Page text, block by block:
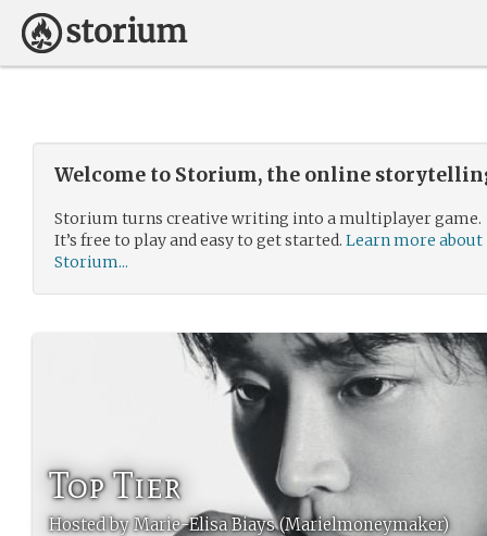
Welcome to Storium, the online
Storium turns creative writing into a multiplayer game.
It’s free to play and easy to get started. Learn more about
Storium...
Top Tier
Hosted by Marie-Elisa Biays (Marielmoneymaker)